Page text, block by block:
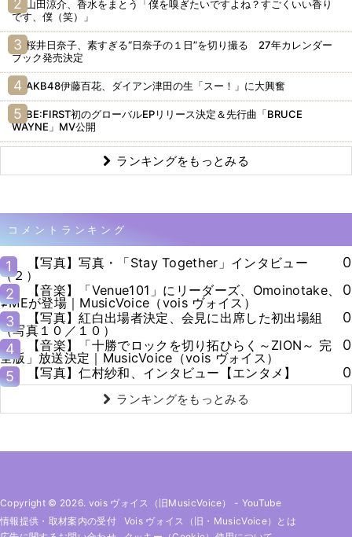
山田涼介、香水をまとう「僕を嗅ぎたいですよね？すごくいい香り
です、僕（笑）」
桜井日奈子、素すぎる“日奈子の１日”を切り撮る 27年カレンダー
ブック発売決定
AKB48伊藤百花、ダイアン津田の生「スー！」に大興奮
BE:FIRST初のグローバルEPリリース決定＆先行曲「BRUCE
WAYNE」MV公開
ランキングをもっとみる
コメントランキング
1
【写真】写真・「Stay Together」インタビュー
（２）
0
2
【音楽】「Venue101」にリーダーズ、Omoinotake、
≠MEが登場｜MusicVoice（vois ヴォイス）
0
3
【写真】紅白出場者決定、会見に出席した初出場組
（写真１０／１０）
0
4
【音楽】「十勝でロックを切り拓ひらく～ZION～ 完
全版」放送決定｜MusicVoice（vois ヴォイス）
0
5
【写真】仁村紗和、インタビュー【エンタメ】 0
ランキングをもっとみる
Copyright © 2026. vois ヴォイス（旧MusicVoice） - YouTube
情報提供・取材案内の受付
Vois ヴォイス（旧・MusicVoice）とは